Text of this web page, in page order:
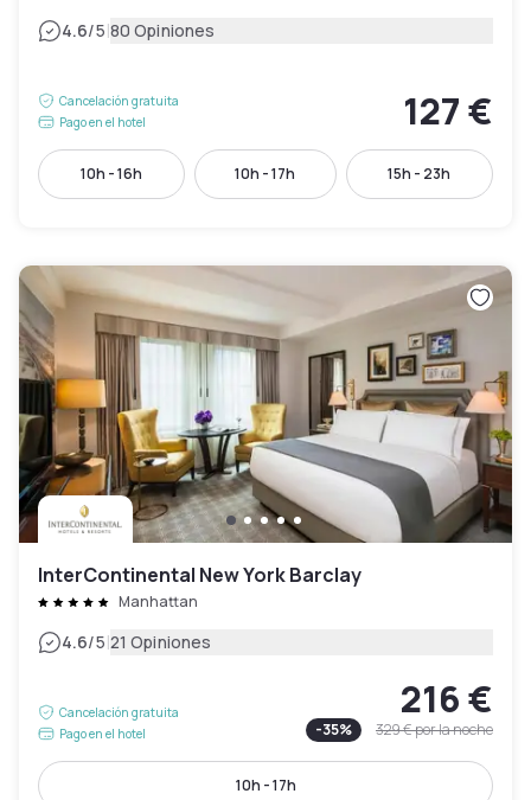
4.6/5|80 Opiniones
Cancelación gratuita
Pago en el hotel
127 €
10h - 16h 10h - 17h 15h - 23h
InterContinental New York Barclay
Manhattan
4.6/5|21 Opiniones
Cancelación gratuita
Pago en el hotel
216 €
-35% 329 €por la noche
10h - 17h